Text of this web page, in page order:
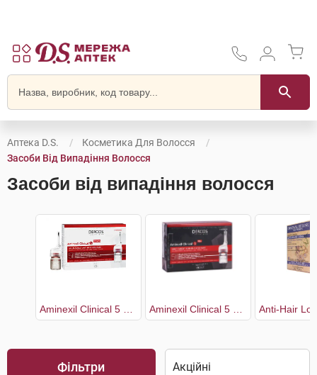
Аптека D.S.
Косметика Для Волосся
Засоби Від Випадіння Волосся
Засоби від випадіння волосся
Фільтри